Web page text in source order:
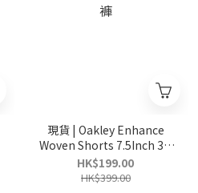
現貨 | Oakley Enhance
Woven Shorts 7.5Inch 3.0
水陸兩用 速乾防曬 日本限定
短褲
HK$199.00
HK$399.00